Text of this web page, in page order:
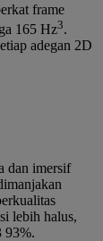
frame
165 Hz3.
adegan 2D
dan imersif
lebih halus,
93%.